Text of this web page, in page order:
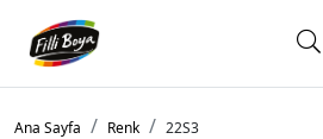
Ana Sayfa Renk 22S3